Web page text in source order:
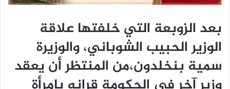
بعد الزوبعة التي خلفتها علاقة
الوزير الحبيب الشوباني، والوزيرة
سمية بنخلدون،من المنتظر أن يعقد